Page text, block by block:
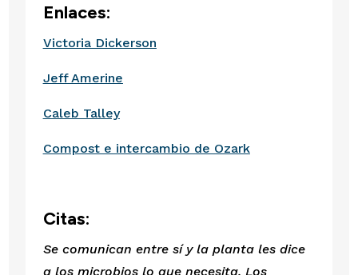
Enlaces:
Victoria Dickerson
Jeff Amerine
Caleb Talley
Compost e intercambio de Ozark
Citas:
Se comunican entre sí y la planta les dice
a los microbios lo que necesita. Los